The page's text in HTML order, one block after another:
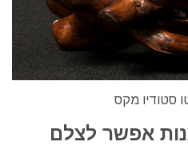
סטודיו מקס
אפשר לצלם